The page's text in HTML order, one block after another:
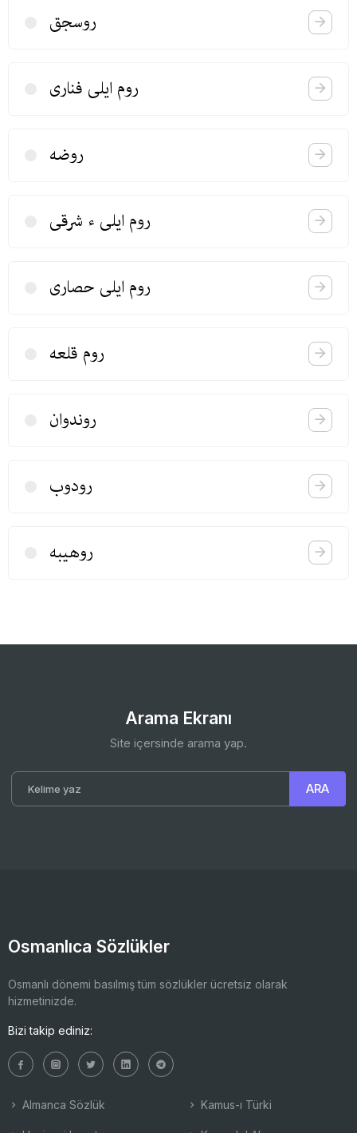
روسجق
روم ایلی فناری
روضه
روم ایلی ء شرقی
روم ایلی حصاری
روم قلعه
روندوان
رودوب
روهیبه
Arama Ekranı
Site içersinde arama yap.
Osmanlıca Sözlükler
Osmanlı dönemi basılmış tüm sözlükler ücretsiz olarak
hizmetinizde.
Bizi takip ediniz:
Almanca Sözlük Kamus-ı Türki